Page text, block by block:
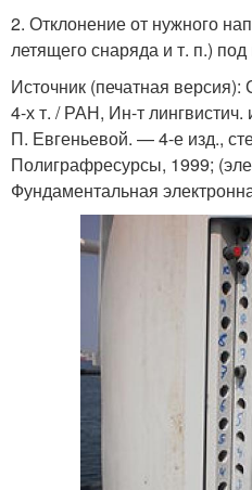
2. Отклонение от нужного
летящего снаряда и т. п.)
Источник (печатная версия):
4-х т. / РАН, Ин-т
П. Евгеньевой. — 4-е изд.,
Полиграфресурсы, 1999;
Фундаментальная